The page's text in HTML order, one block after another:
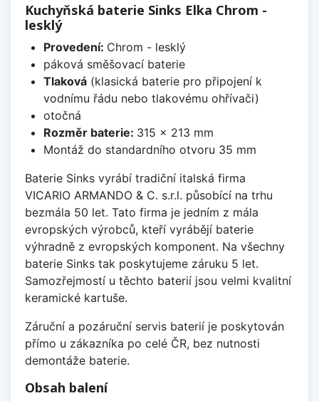
Kuchyňská baterie Sinks Elka Chrom -
lesklý
Provedení: Chrom - lesklý
páková směšovací baterie
Tlaková(klasická baterie pro připojení k
vodnímu řádu nebo tlakovému ohřívači)
otočná
Rozměr baterie: 315 x 213 mm
Montáž do standardního otvoru 35 mm
Baterie Sinks vyrábí tradiční italská firma
VICARIO ARMANDO & C. s.r.l. působící na trhu
bezmála 50 let. Tato firma je jedním z mála
evropských výrobců, kteří vyrábějí baterie
výhradně z evropských komponent. Na všechny
baterie Sinks tak poskytujeme záruku 5 let.
Samozřejmostí u těchto baterií jsou velmi kvalitní
keramické kartuše.
Záruční a pozáruční servis baterií je poskytován
přímo u zákazníka po celé ČR, bez nutnosti
demontáže baterie.
Obsah balení